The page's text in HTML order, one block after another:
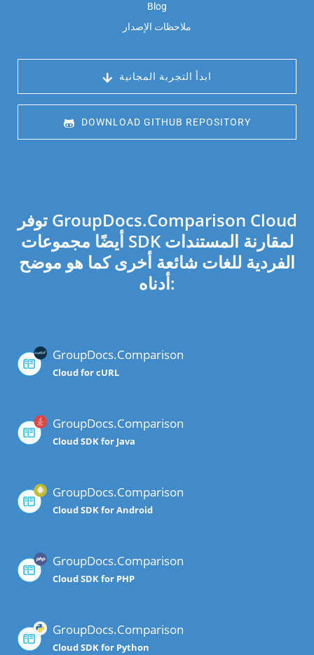
Blog
ملاحظات الإصدار
ابدأ التجربة المجانية
DOWNLOAD GITHUB REPOSITORY
توفر GroupDocs.Comparison Cloud
أيضًا مجموعات SDK لمقارنة المستندات
الفردية للغات شائعة أخرى كما هو موضح
أدناه:
GroupDocs.Comparison
Cloud for cURL
GroupDocs.Comparison
Cloud SDK for Java
GroupDocs.Comparison
Cloud SDK for Android
GroupDocs.Comparison
Cloud SDK for PHP
GroupDocs.Comparison
Cloud SDK for Python